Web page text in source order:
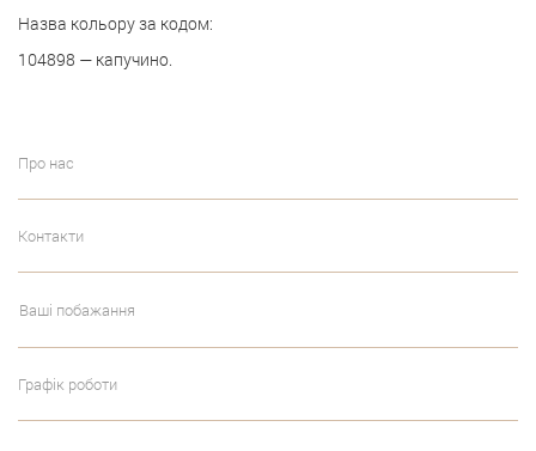
Назва кольору за кодом:
104898 — капучино.
Про нас
Контакти
Ваші побажання
Графік роботи